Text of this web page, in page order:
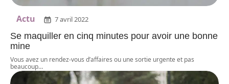
Actu 7 avril 2022
Se maquiller en cinq minutes pour avoir une bonne
mine
Vous avez un rendez-vous d’affaires ou une sortie urgente et pas
beaucoup…